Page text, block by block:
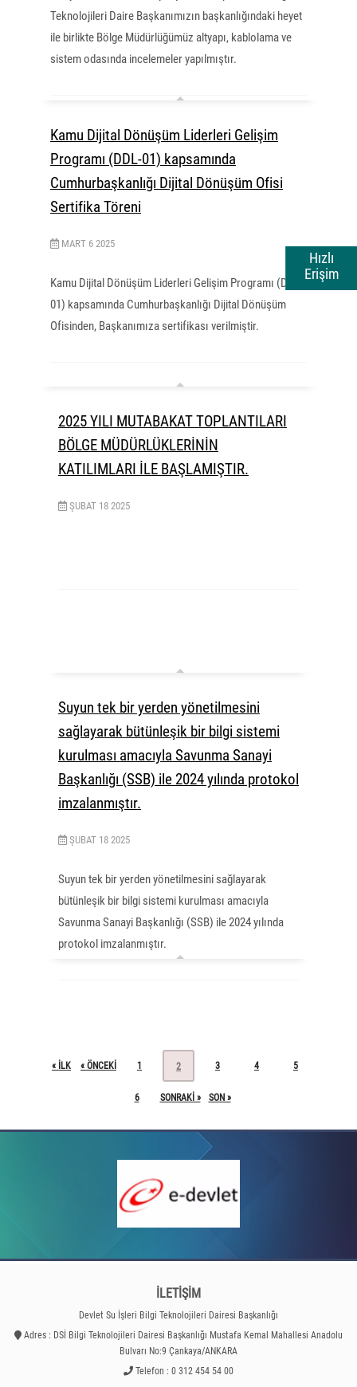
Hızlı
Erişim
Teknolojileri Daire Başkanımızın başkanlığındaki heyet
ile birlikte Bölge Müdürlüğümüz altyapı, kablolama ve
sistem odasında incelemeler yapılmıştır.
Kamu Dijital Dönüşüm Liderleri Gelişim
Programı (DDL-01) kapsamında
Cumhurbaşkanlığı Dijital Dönüşüm Ofisi
Sertifika Töreni
MART 6 2025
Kamu Dijital Dönüşüm Liderleri Gelişim Programı (DDL-
01) kapsamında Cumhurbaşkanlığı Dijital Dönüşüm
Ofisinden, Başkanımıza sertifikası verilmiştir.
2025 YILI MUTABAKAT TOPLANTILARI
BÖLGE MÜDÜRLÜKLERİNİN
KATILIMLARI İLE BAŞLAMIŞTIR.
ŞUBAT 18 2025
Suyun tek bir yerden yönetilmesini
sağlayarak bütünleşik bir bilgi sistemi
kurulması amacıyla Savunma Sanayi
Başkanlığı (SSB) ile 2024 yılında protokol
imzalanmıştır.
ŞUBAT 18 2025
Suyun tek bir yerden yönetilmesini sağlayarak
bütünleşik bir bilgi sistemi kurulması amacıyla
Savunma Sanayi Başkanlığı (SSB) ile 2024 yılında
protokol imzalanmıştır.
« ILK « ÖNCEKI 1 2 3 4 5
6 SONRAKI » SON »
İLETİŞİM
Devlet Su İşleri Bilgi Teknolojileri Dairesi Başkanlığı
Adres : DSİ Bilgi Teknolojileri Dairesi Başkanlığı Mustafa Kemal Mahallesi Anadolu
Bulvarı No:9 Çankaya/ANKARA
Telefon : 0 312 454 54 00